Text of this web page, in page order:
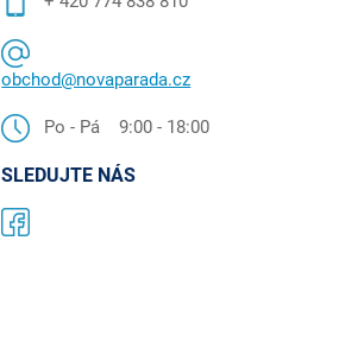
obchod@novaparada.cz
Po - Pá 9:00 - 18:00
SLEDUJTE NÁS